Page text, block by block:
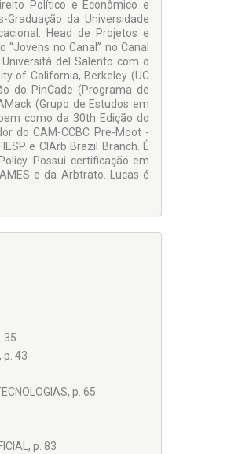
Político e Econômico e
da Universidade
Head de Projetos e
no Canal” no Canal
del Salento com o
of California, Berkeley (UC
do PinCade (Programa de
(Grupo de Estudos em
como da 30th Edição do
do CAM-CCBC Pre-Moot -
e CIArb Brazil Branch. É
Possui certificação em
e da Arbtrato. Lucas é
35
43
p. 65
p. 83